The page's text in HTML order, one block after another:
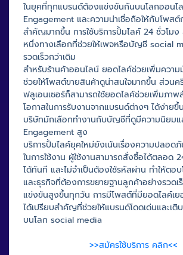
ในยุคที่ทุกแบรนด์ต้องแข่งขันกันบนโลกออนไ
Engagement และความน่าเชื่อถือให้กับโพสต์
สำคัญมากขึ้น การใช้บริการปั้มไลค์ 24 ชั่วโม
หนึ่งทางเลือกที่ช่วยให้เพจหรือบัญชี social
รวดเร็วกว่าเดิม
สำหรับร้านค้าออนไลน์ ยอดไลค์ช่วยเพิ่มความ
ช่วยให้โพสต์ขายสินค้าดูน่าสนใจมากขึ้น ส่วนค
ฟลูเอนเซอร์ก็สามารถใช้ยอดไลค์ช่วยเพิ่มภา
โอกาสในการรับงานจากแบรนด์ต่างๆ ได้ง่ายขึ้
บริษัทมักเลือกทำงานกับบัญชีที่ดูมีความนิยมแ
Engagement สูง
บริการปั้มไลค์ยุคใหม่ยังเน้นเรื่องความปลอด
ในการใช้งาน ผู้ใช้งานสามารถสั่งซื้อได้ตลอด
ได้ทันที และไม่จำเป็นต้องใช้รหัสผ่าน ทำให้ตอ
และธุรกิจที่ต้องการขยายฐานลูกค้าอย่างรวดเ
แข่งขันสูงขึ้นทุกวัน การมีโพสต์ที่มียอดไลค์เย
ได้เปรียบสำคัญที่ช่วยให้แบรนด์โดดเด่นและเติ
บนโลก social media
>>สมัครใช้บริการ คลิก<<